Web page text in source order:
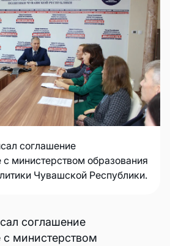
соглашение
с министерством образования
Чувашской Республики.
соглашение
с министерством